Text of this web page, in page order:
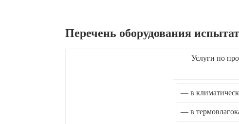
Перечень оборудования
Услуги по
— в
— в